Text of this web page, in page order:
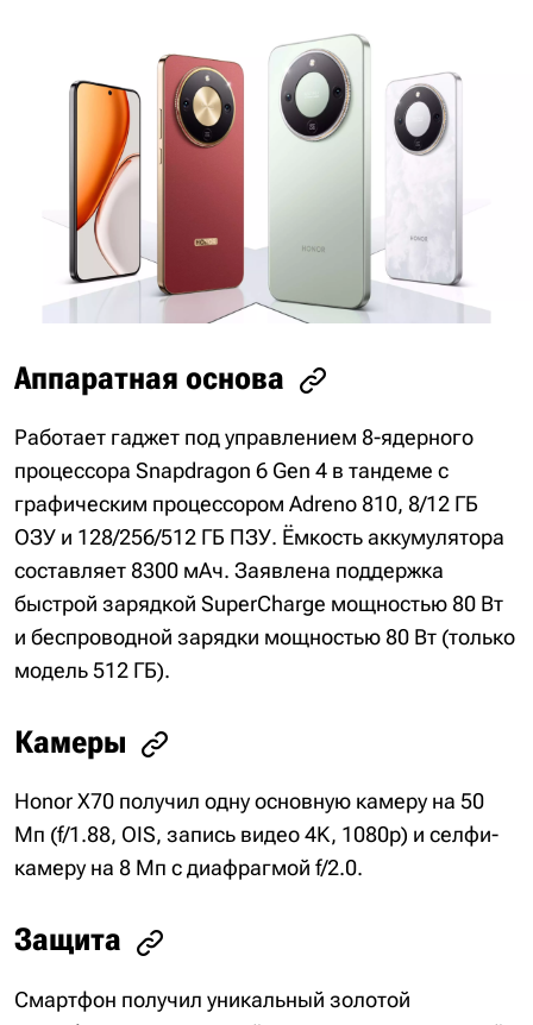
Аппаратная основа
Работает гаджет под управлением 8-ядерного
процессора Snapdragon 6 Gen 4 в тандеме с
графическим процессором Adreno 810, 8/12 ГБ
ОЗУ и 128/256/512 ГБ ПЗУ. Ёмкость аккумулятора
составляет 8300 мАч. Заявлена поддержка
быстрой зарядкой SuperCharge мощностью 80 Вт
и беспроводной зарядки мощностью 80 Вт (только
модель 512 ГБ).
Камеры
Honor X70 получил одну основную камеру на 50
Мп (f/1.88, OIS, запись видео 4K, 1080p) и селфи-
камеру на 8 Мп с диафрагмой f/2.0.
Защита
Смартфон получил уникальный золотой